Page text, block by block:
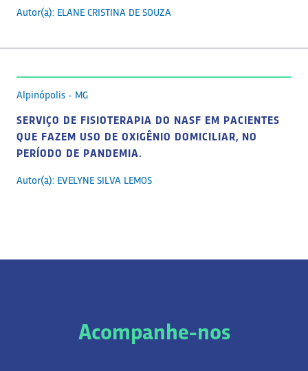
Autor(a): ELANE CRISTINA DE SOUZA
Alpinópolis - MG
SERVIÇO DE FISIOTERAPIA DO NASF EM PACIENTES
QUE FAZEM USO DE OXIGÊNIO DOMICILIAR, NO
PERÍODO DE PANDEMIA.
Autor(a): EVELYNE SILVA LEMOS
Acompanhe-nos